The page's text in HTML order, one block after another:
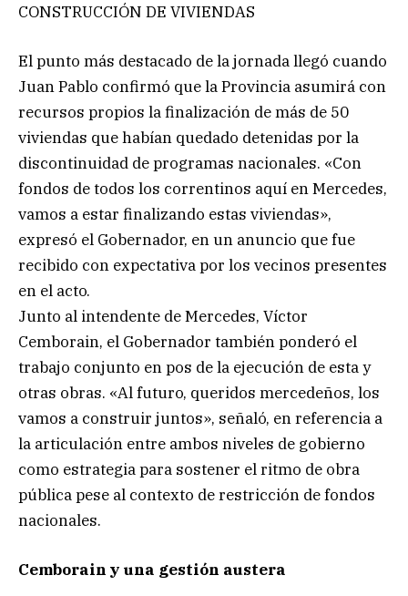
CONSTRUCCIÓN DE VIVIENDAS
El punto más destacado de la jornada llegó cuando
Juan Pablo confirmó que la Provincia asumirá con
recursos propios la finalización de más de 50
viviendas que habían quedado detenidas por la
discontinuidad de programas nacionales. «Con
fondos de todos los correntinos aquí en Mercedes,
vamos a estar finalizando estas viviendas»,
expresó el Gobernador, en un anuncio que fue
recibido con expectativa por los vecinos presentes
en el acto.
Junto al intendente de Mercedes, Víctor
Cemborain, el Gobernador también ponderó el
trabajo conjunto en pos de la ejecución de esta y
otras obras. «Al futuro, queridos mercedeños, los
vamos a construir juntos», señaló, en referencia a
la articulación entre ambos niveles de gobierno
como estrategia para sostener el ritmo de obra
pública pese al contexto de restricción de fondos
nacionales.
Cemborain y una gestión austera